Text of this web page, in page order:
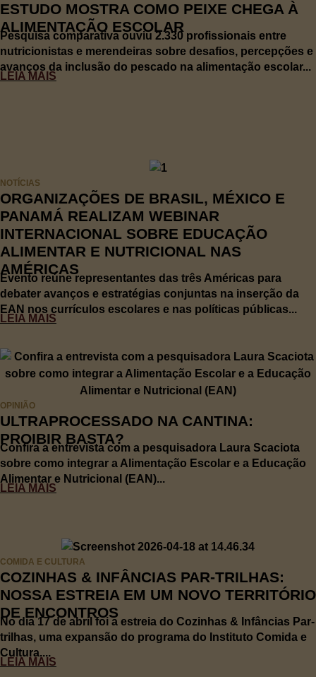
ESTUDO MOSTRA COMO PEIXE CHEGA À
ALIMENTAÇÃO ESCOLAR
Pesquisa comparativa ouviu 2.330 profissionais entre
nutricionistas e merendeiras sobre desafios, percepções e
avanços da inclusão do pescado na alimentação escolar...
LEIA MAIS
NOTÍCIAS
ORGANIZAÇÕES DE BRASIL, MÉXICO E
PANAMÁ REALIZAM WEBINAR
INTERNACIONAL SOBRE EDUCAÇÃO
ALIMENTAR E NUTRICIONAL NAS
AMÉRICAS
Evento reúne representantes das três Américas para
debater avanços e estratégias conjuntas na inserção da
EAN nos currículos escolares e nas políticas públicas...
LEIA MAIS
OPINIÃO
ULTRAPROCESSADO NA CANTINA:
PROIBIR BASTA?
Confira a entrevista com a pesquisadora Laura Scaciota
sobre como integrar a Alimentação Escolar e a Educação
Alimentar e Nutricional (EAN)...
LEIA MAIS
COMIDA E CULTURA
COZINHAS & INFÂNCIAS PAR-TRILHAS:
NOSSA ESTREIA EM UM NOVO TERRITÓRIO
DE ENCONTROS
No dia 17 de abril foi a estreia do Cozinhas & Infâncias Par-
trilhas, uma expansão do programa do Instituto Comida e
Cultura....
LEIA MAIS